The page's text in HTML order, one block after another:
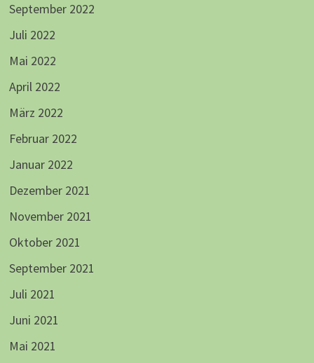
September 2022
Juli 2022
Mai 2022
April 2022
März 2022
Februar 2022
Januar 2022
Dezember 2021
November 2021
Oktober 2021
September 2021
Juli 2021
Juni 2021
Mai 2021